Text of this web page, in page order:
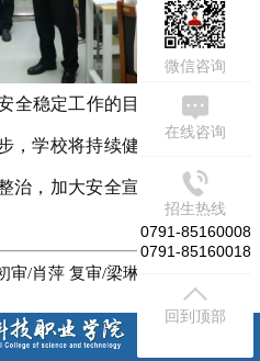
全稳定工作的目标方向，压实
，学校将持续健全隐患排查整
治，加大安全宣传力度，全力
审/肖萍 复审/梁琳 终审/郑建波）
微信咨询
在线咨询
招生热线
0791-85160008
0791-85160018
回到顶部